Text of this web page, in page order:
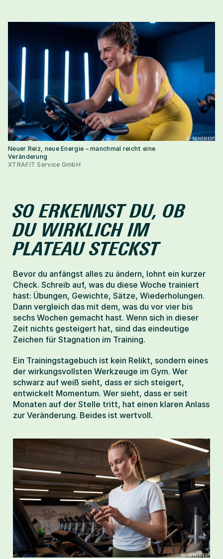
KI-GENERIERT
Neuer Reiz, neue Energie – manchmal reicht eine
Veränderung
XTRAFIT Service GmbH
SO ERKENNST DU, OB
DU WIRKLICH IM
PLATEAU STECKST
Bevor du anfängst alles zu ändern, lohnt ein kurzer
Check. Schreib auf, was du diese Woche trainiert
hast: Übungen, Gewichte, Sätze, Wiederholungen.
Dann vergleich das mit dem, was du vor vier bis
sechs Wochen gemacht hast. Wenn sich in dieser
Zeit nichts gesteigert hat, sind das eindeutige
Zeichen für Stagnation im Training.
Ein Trainingstagebuch ist kein Relikt, sondern eines
der wirkungsvollsten Werkzeuge im Gym. Wer
schwarz auf weiß sieht, dass er sich steigert,
entwickelt Momentum. Wer sieht, dass er seit
Monaten auf der Stelle tritt, hat einen klaren Anlass
zur Veränderung. Beides ist wertvoll.
KI-GENERIERT